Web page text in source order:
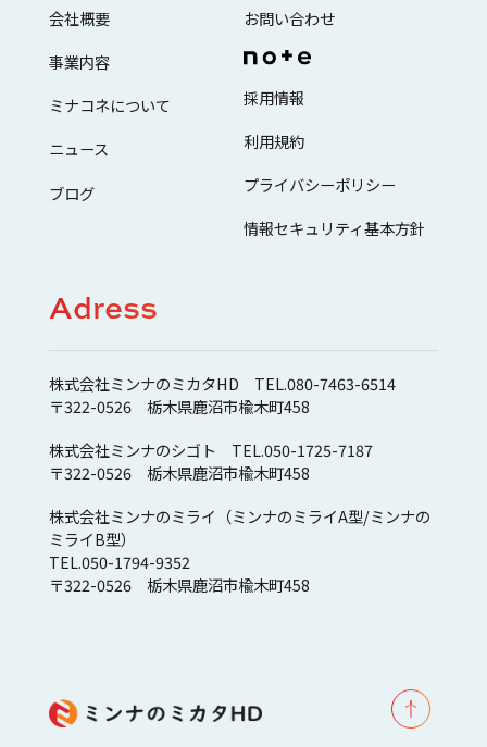
会社概要
事業内容
ミナコネについて
ニュース
ブログ
お問い合わせ
採用情報
利用規約
プライバシーポリシー
情報セキュリティ基本方針
Adress
株式会社ミンナのミカタHD TEL.080-7463-6514
〒322-0526 栃木県鹿沼市楡木町458
株式会社ミンナのシゴト TEL.050-1725-7187
〒322-0526 栃木県鹿沼市楡木町458
株式会社ミンナのミライ（ミンナのミライA型/ミンナの
ミライB型）
TEL.050-1794-9352
〒322-0526 栃木県鹿沼市楡木町458